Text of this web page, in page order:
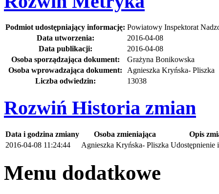
Podmiot udostępniający informację: Powiatowy Inspektorat
Data utworzenia:
2016-04-08
Data publikacji:
2016-04-08
Osoba sporządzająca dokument:
Grażyna Bonikowska
Osoba wprowadzająca dokument:
Agnieszka Kryńska- Pliszka
Liczba odwiedzin:
13038
Rozwiń Historia zmian
Data i godzina zmiany Osoba zmieniająca
Opis
2016-04-08 11:24:44
Agnieszka Kryńska- Pliszka Udostępnienie
Menu dodatkowe